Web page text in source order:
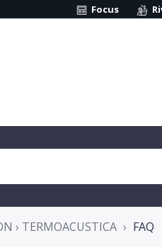
Focus
› TERMOACUSTICA FAQ